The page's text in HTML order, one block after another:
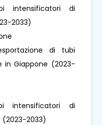
intensificatori di
2033)
di tubi
in Giappone (2023-
intensificatori di
(2023-2033)